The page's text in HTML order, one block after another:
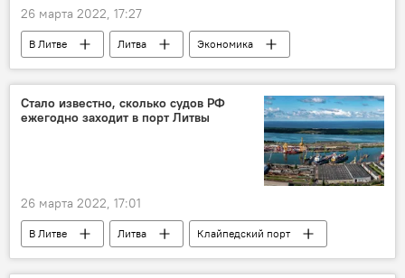
26 марта 2022, 17:27
В Литве Литва
Экономика
Санкции против России на фоне ситуации на Украине
санкции
Россия
Стало известно, сколько судов РФ
ежегодно заходит в порт Литвы
26 марта 2022, 17:01
В Литве Литва
Клайпедский порт
Россия
Экономика